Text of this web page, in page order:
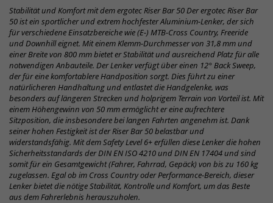
Stabilität und Komfort mit dem ergotec Riser Bar 50 Der ergotec Riser Bar
50 ist ein sportlicher und extrem hochfester Aluminium-Lenker, der sich
für verschiedene Einsatzbereiche wie (E-) MTB-Cross Country, Freeride
und Downhill eignet. Mit einem Klemm-Durchmesser von 31,8 mm und
einer Breite von 800 mm bietet er Stabilität und ausreichend Platz für alle
notwendigen Anbauteile. Der Lenker verfügt über einen 12° Back Sweep,
der für eine komfortablere Handposition sorgt. Dies führt zu einer
natürlicheren Handhaltung und entlastet die Handgelenke, was
besonders auf längeren Strecken und holprigem Terrain von Vorteil ist. Mit
einem Höhengewinn von 50 mm ermöglicht er eine aufrechtere
Sitzposition, die insbesondere bei langen Fahrten angenehm ist. Dank
seiner hohen Festigkeit ist der Riser Bar 50 belastbar und
widerstandsfähig. Mit dem Safety Level 6+ erfüllen diese Lenker die hohen
Sicherheitsstandards der DIN EN ISO 4210 und DIN EN 17404 und sind
somit für ein Gesamtgewicht (Fahrer, Fahrrad, Gepäck) von bis zu 160 kg
zugelassen. Egal ob im Cross Country oder Performance-Bereich, dieser
Lenker bietet die nötige Stabilität, Kontrolle und Komfort, um das Beste
aus dem Fahrerlebnis herauszuholen.